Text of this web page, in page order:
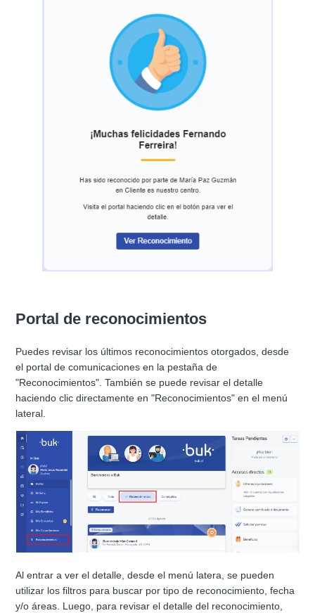
Portal de reconocimientos
Puedes revisar los últimos reconocimientos otorgados, desde
el portal de comunicaciones en la pestaña de
"Reconocimientos". También se puede revisar el detalle
haciendo clic directamente en "Reconocimientos" en el menú
lateral.
Al entrar a ver el detalle, desde el menú latera, se pueden
utilizar los filtros para buscar por tipo de reconocimiento, fecha
y/o áreas. Luego, para revisar el detalle del reconocimiento,